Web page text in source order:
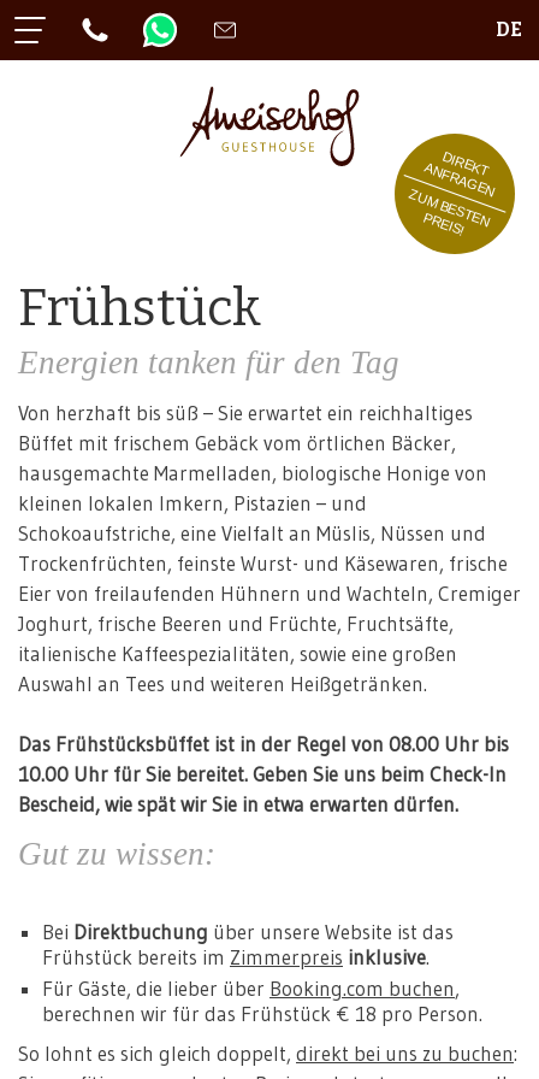
DE
DIREKT
ANFRAGEN
ZUM BESTEN
PREIS!
Frühstück
Energien tanken für den Tag
Von herzhaft bis süß – Sie erwartet ein reichhaltiges
Büffet mit frischem Gebäck vom örtlichen Bäcker,
hausgemachte Marmelladen, biologische Honige von
kleinen lokalen Imkern, Pistazien – und
Schokoaufstriche, eine Vielfalt an Müslis, Nüssen und
Trockenfrüchten, feinste Wurst- und Käsewaren, frische
Eier von freilaufenden Hühnern und Wachteln, Cremiger
Joghurt, frische Beeren und Früchte, Fruchtsäfte,
italienische Kaffeespezialitäten, sowie eine großen
Auswahl an Tees und weiteren Heißgetränken.
Das Frühstücksbüffet ist in der Regel von 08.00 Uhr bis
10.00 Uhr für Sie bereitet. Geben Sie uns beim Check-In
Bescheid, wie spät wir Sie in etwa erwarten dürfen.
Gut zu wissen:
Bei Direktbuchung über unsere Website ist das
Frühstück bereits im Zimmerpreis inklusive.
Für Gäste, die lieber über Booking.com buchen,
berechnen wir für das Frühstück € 18 pro Person.
So lohnt es sich gleich doppelt, direkt bei uns zu buchen: